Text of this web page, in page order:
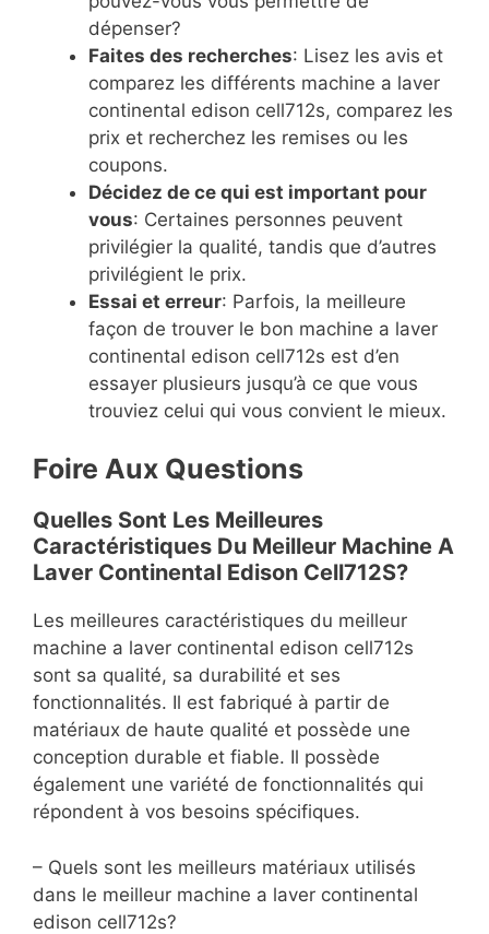
dépenser?
Faites des recherches: Lisez les avis et
comparez les différents machine a laver
continental edison cell712s, comparez les
prix et recherchez les remises ou les
coupons.
Décidez de ce qui est important pour
vous: Certaines personnes peuvent
privilégier la qualité, tandis que d’autres
privilégient le prix.
Essai et erreur: Parfois, la meilleure
façon de trouver le bon machine a laver
continental edison cell712s est d’en
essayer plusieurs jusqu’à ce que vous
trouviez celui qui vous convient le mieux.
Foire Aux Questions
Quelles Sont Les Meilleures
Caractéristiques Du Meilleur Machine A
Laver Continental Edison Cell712S?
Les meilleures caractéristiques du meilleur
machine a laver continental edison cell712s
sont sa qualité, sa durabilité et ses
fonctionnalités. Il est fabriqué à partir de
matériaux de haute qualité et possède une
conception durable et fiable. Il possède
également une variété de fonctionnalités qui
répondent à vos besoins spécifiques.
– Quels sont les meilleurs matériaux utilisés
dans le meilleur machine a laver continental
edison cell712s?